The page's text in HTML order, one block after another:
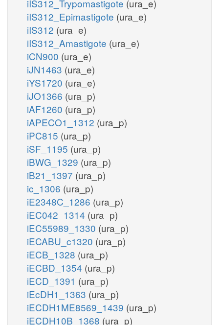
iIS312_Trypomastigote (ura_e)
iIS312_Epimastigote (ura_e)
iIS312 (ura_e)
iIS312_Amastigote (ura_e)
iCN900 (ura_e)
iJN1463 (ura_e)
iYS1720 (ura_e)
iJO1366 (ura_p)
iAF1260 (ura_p)
iAPECO1_1312 (ura_p)
iPC815 (ura_p)
iSF_1195 (ura_p)
iBWG_1329 (ura_p)
iB21_1397 (ura_p)
ic_1306 (ura_p)
iE2348C_1286 (ura_p)
iEC042_1314 (ura_p)
iEC55989_1330 (ura_p)
iECABU_c1320 (ura_p)
iECB_1328 (ura_p)
iECBD_1354 (ura_p)
iECD_1391 (ura_p)
iEcDH1_1363 (ura_p)
iECDH1ME8569_1439 (ura_p)
iECDH10B_1368 (ura_p)